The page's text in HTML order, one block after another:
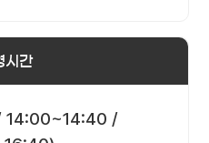
시간
14:00~14:40 /